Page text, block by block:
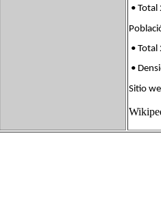
• Total
•
•
Sitio